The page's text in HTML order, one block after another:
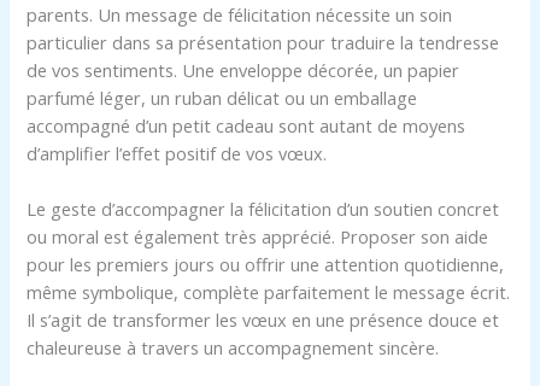
parents. Un message de félicitation nécessite un soin
particulier dans sa présentation pour traduire la tendresse
de vos sentiments. Une enveloppe décorée, un papier
parfumé léger, un ruban délicat ou un emballage
accompagné d’un petit cadeau sont autant de moyens
d’amplifier l’effet positif de vos vœux.
Le geste d’accompagner la félicitation d’un soutien concret
ou moral est également très apprécié. Proposer son aide
pour les premiers jours ou offrir une attention quotidienne,
même symbolique, complète parfaitement le message écrit.
Il s’agit de transformer les vœux en une présence douce et
chaleureuse à travers un accompagnement sincère.